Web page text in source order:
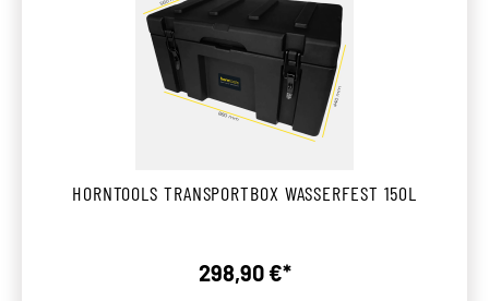
HORNTOOLS TRANSPORTBOX WASSERFEST 150L
Regulärer Preis:
298,90 €*